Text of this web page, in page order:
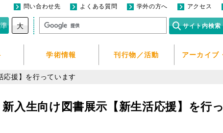
問い合わせ先 よくある質問 学外の方へ アクセス
大
学術情報 刊行物／活動 アーカイブ
応援】を行っています
入生向け図書展示【新生活応援】を行